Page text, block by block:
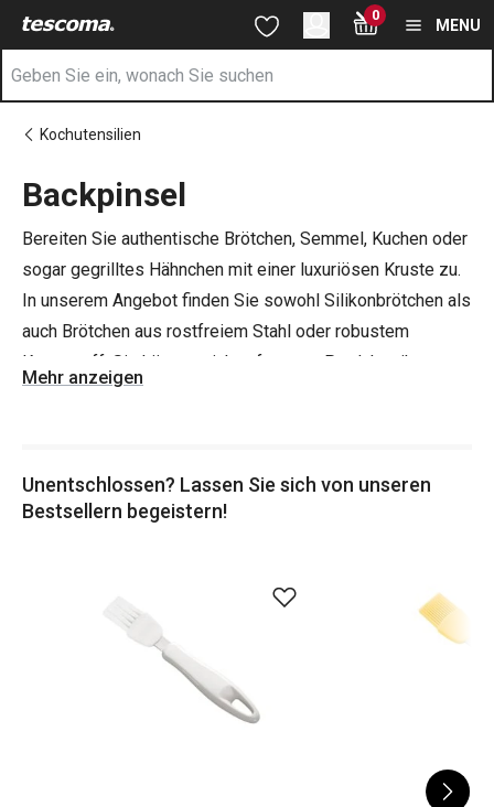
Sie befinden sich auf der Backpinsel Seite
Zum Hauptinhalt springen
Zur Suche springen
Zur Navigation springen 0
MENU
Kochutensilien
Backpinsel
Bereiten Sie authentische Brötchen, Semmel, Kuchen oder
sogar gegrilltes Hähnchen mit einer luxuriösen Kruste zu.
In unserem Angebot finden Sie sowohl Silikonbrötchen als
auch Brötchen aus rostfreiem Stahl oder robustem
Kunststoff. Sie können sich auf unsere Produktreihen
PRESTO,GrandCHEF
Mehr anzeigen
Unentschlossen? Lassen Sie sich von unseren
Bestsellern begeistern!